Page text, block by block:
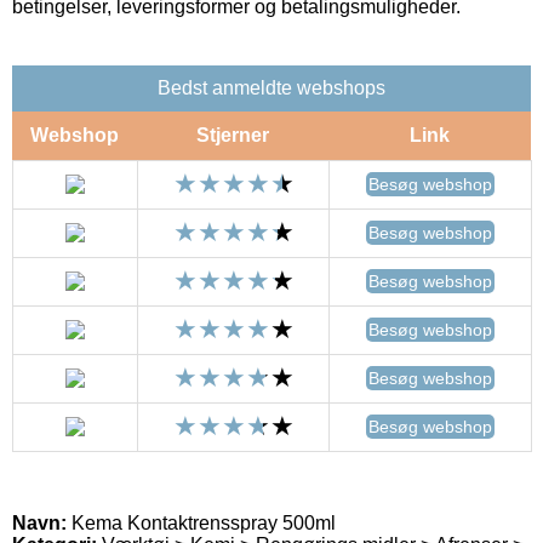
betingelser, leveringsformer og betalingsmuligheder.
Bedst anmeldte webshops
Webshop Stjerner Link
Besøg webshop
Besøg webshop
Besøg webshop
Besøg webshop
Besøg webshop
Besøg webshop
Navn: Kema Kontaktrensspray 500ml